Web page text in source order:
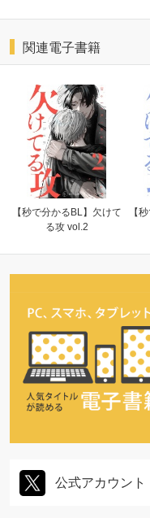
関連電子書籍
【秒で分かるBL】欠けて
る攻 vol.2
【
公式アカウント